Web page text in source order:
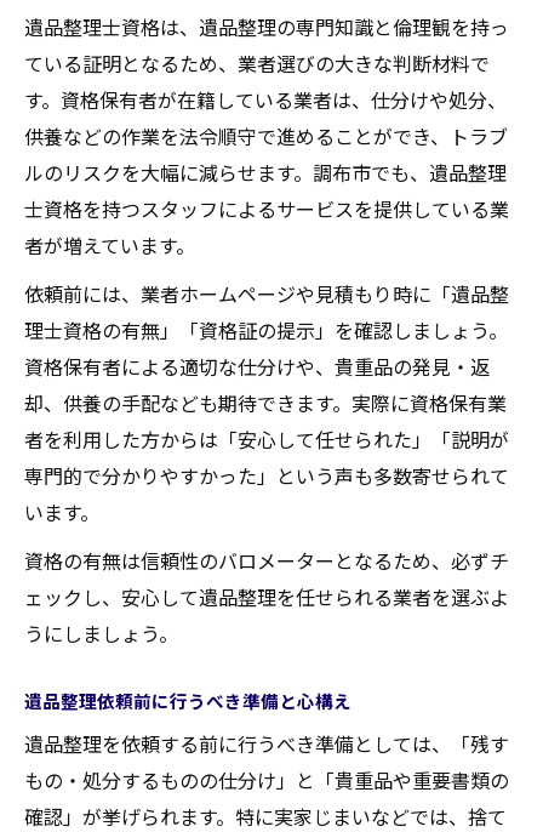
遺品整理士資格は、遺品整理の専門知識と倫理観を持っ
ている証明となるため、業者選びの大きな判断材料で
す。資格保有者が在籍している業者は、仕分けや処分、
供養などの作業を法令順守で進めることができ、トラブ
ルのリスクを大幅に減らせます。調布市でも、遺品整理
士資格を持つスタッフによるサービスを提供している業
者が増えています。
依頼前には、業者ホームページや見積もり時に「遺品整
理士資格の有無」「資格証の提示」を確認しましょう。
資格保有者による適切な仕分けや、貴重品の発見・返
却、供養の手配なども期待できます。実際に資格保有業
者を利用した方からは「安心して任せられた」「説明が
専門的で分かりやすかった」という声も多数寄せられて
います。
資格の有無は信頼性のバロメーターとなるため、必ずチ
ェックし、安心して遺品整理を任せられる業者を選ぶよ
うにしましょう。
遺品整理依頼前に行うべき準備と心構え
遺品整理を依頼する前に行うべき準備としては、「残す
もの・処分するものの仕分け」と「貴重品や重要書類の
確認」が挙げられます。特に実家じまいなどでは、捨て